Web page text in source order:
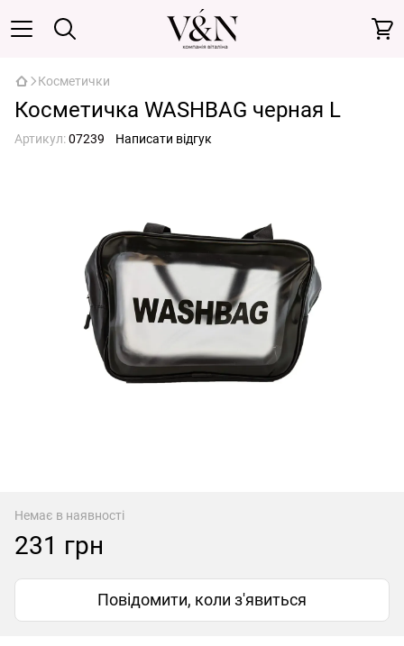
Косметички
Косметичка WASHBAG черная L
Артикул:07239 Написати відгук
Немає в наявності
231 грн
Повідомити, коли з'явиться